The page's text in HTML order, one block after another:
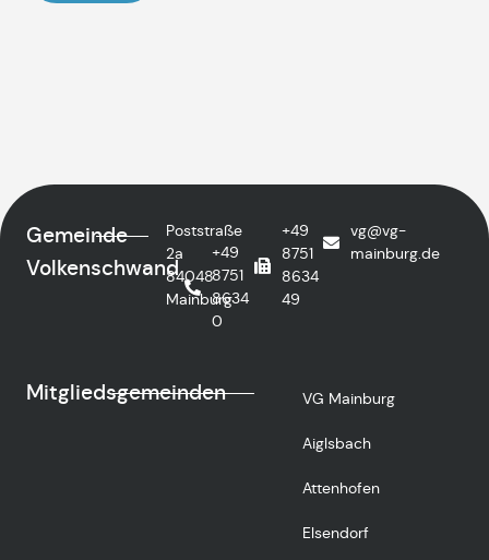
Gemeinde
Volkenschwand
Poststraße
2a
84048
Mainburg
+49
8751
8634
0
+49
8751
8634
49
vg@vg-
mainburg.de
Mitgliedsgemeinden VG Mainburg
Aiglsbach
Attenhofen
Elsendorf